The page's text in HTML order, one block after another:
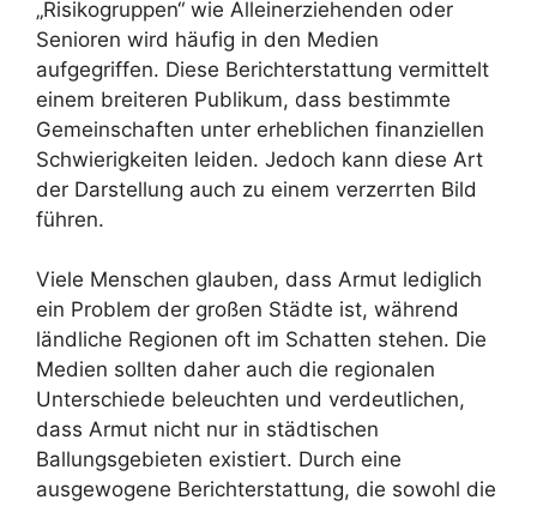
„Risikogruppen“ wie Alleinerziehenden oder
Senioren wird häufig in den Medien
aufgegriffen. Diese Berichterstattung vermittelt
einem breiteren Publikum, dass bestimmte
Gemeinschaften unter erheblichen finanziellen
Schwierigkeiten leiden. Jedoch kann diese Art
der Darstellung auch zu einem verzerrten Bild
führen.
Viele Menschen glauben, dass Armut lediglich
ein Problem der großen Städte ist, während
ländliche Regionen oft im Schatten stehen. Die
Medien sollten daher auch die regionalen
Unterschiede beleuchten und verdeutlichen,
dass Armut nicht nur in städtischen
Ballungsgebieten existiert. Durch eine
ausgewogene Berichterstattung, die sowohl die